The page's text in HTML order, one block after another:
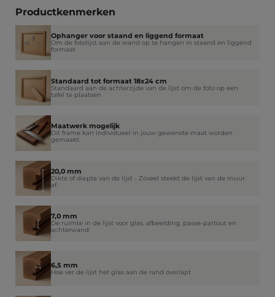
Productkenmerken
Ophanger voor staand en liggend formaat
Om de fotolijst aan de wand op te hangen in staand en liggend
formaat
Standaard tot formaat 18x24 cm
Standaard aan de achterzijde van de lijst om de foto op een
tafel te plaatsen
Maatwerk mogelijk
Dit frame kan individueel in jouw gewenste maat worden
gemaakt.
20,0 mm
Dikte of diepte van de lijst - Zoveel steekt de lijst van de muur
af.
7,0 mm
De ruimte in de lijst voor glas, afbeelding, passe-partout en
achterwand
6,5 mm
Hoe ver de lijst het glas aan de rand overlapt